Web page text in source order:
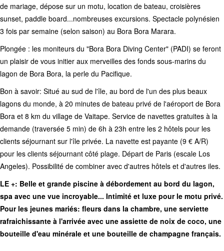
de mariage, dépose sur un motu, location de bateau, croisières
sunset, paddle board...nombreuses excursions. Spectacle polynésien
3 fois par semaine (selon saison) au Bora Bora Marara.
Plongée : les moniteurs du "Bora Bora Diving Center" (PADI) se feront
un plaisir de vous initier aux merveilles des fonds sous-marins du
lagon de Bora Bora, la perle du Pacifique.
Bon à savoir: Situé au sud de l'île, au bord de l'un des plus beaux
lagons du monde, à 20 minutes de bateau privé de l'aéroport de Bora
Bora et 8 km du village de Vaitape. Service de navettes gratuites à la
demande (traversée 5 min) de 6h à 23h entre les 2 hôtels pour les
clients séjournant sur l'île privée. La navette est payante (9 € A/R)
pour les clients séjournant côté plage. Départ de Paris (escale Los
Angeles). Possibilité de combiner avec d'autres hôtels et d'autres iles.
LE +: Belle et grande piscine à débordement au bord du lagon,
spa avec une vue incroyable... Intimité et luxe pour le motu privé.
Pour les jeunes mariés: fleurs dans la chambre, une serviette
rafraichissante à l'arrivée avec une assiette de noix de coco, une
bouteille d'eau minérale et une bouteille de champagne français.